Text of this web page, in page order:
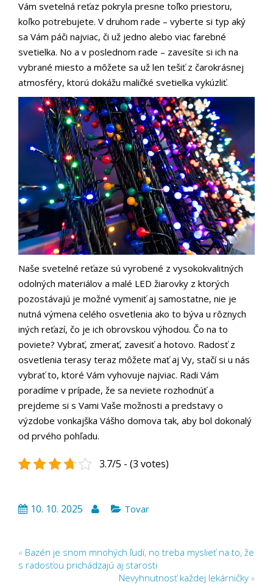
Vám svetelná reťaz pokryla presne toľko priestoru,
koľko potrebujete. V druhom rade – vyberte si typ aký
sa Vám páči najviac, či už jedno alebo viac farebné
svetielka. No a v poslednom rade – zavesíte si ich na
vybrané miesto a môžete sa už len tešiť z čarokrásnej
atmosféry, ktorú dokážu maličké svetielka vykúzliť.
Naše svetelné reťaze sú vyrobené z vysokokvalitných
odolných materiálov a malé LED žiarovky z ktorých
pozostávajú je možné vymeniť aj samostatne, nie je
nutná výmena celého osvetlenia ako to býva u rôznych
iných reťazí, čo je ich obrovskou výhodou. Čo na to
poviete? Vybrať, zmerať, zavesiť a hotovo. Radosť z
osvetlenia terasy teraz môžete mať aj Vy, stačí si u nás
vybrať to, ktoré Vám vyhovuje najviac. Radi Vám
poradíme v prípade, že sa neviete rozhodnúť a
prejdeme si s Vami Vaše možnosti a predstavy o
výzdobe vonkajška Vášho domova tak, aby bol dokonalý
od prvého pohľadu.
3.7/5 - (3 votes)
10. 10. 2025 Tovar
« Bazén je snom mnohých ľudí, no treba myslieť na to, že
s radosťou prichádzajú aj starosti
Nevyhnutnosť každej lekárničky »